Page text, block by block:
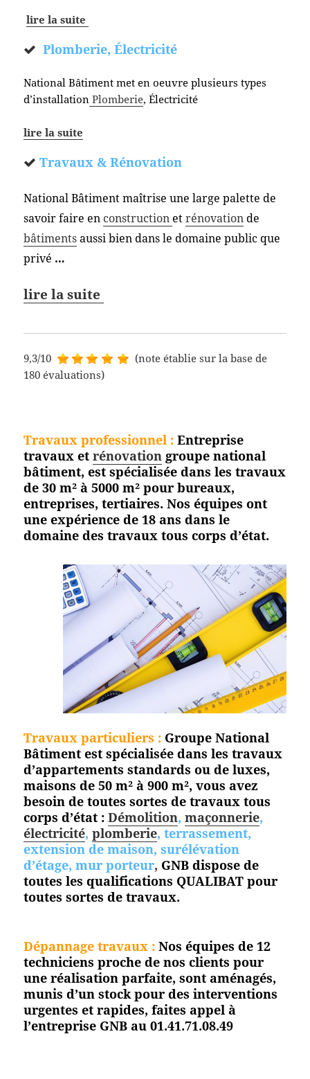
lire la suite
Plomberie, Électricité
National Bâtiment met en oeuvre plusieurs types
d’installation Plomberie, Électricité
lire la suite
Travaux & Rénovation
National Bâtiment maîtrise une large palette de
savoir faire en construction etrénovationde
bâtimentsaussi bien dans le domaine public que
privé …
lire la suite
9,3/10
(note établie sur la base de
180 évaluations)
Travaux professionnel : Entreprise
travaux etrénovation groupe national
bâtiment, est spécialisée dans les travaux
de 30 m² à 5000 m² pour bureaux,
entreprises, tertiaires. Nos équipes ont
une expérience de 18 ans dans le
domaine des travaux tous corpsd’état.
Travaux particuliers : Groupe National
Bâtiment est spécialisée dans les travaux
d’appartements standards ou de luxes,
maisons de 50 m² à 900 m², vous avez
besoin de toutes sortes de travaux tous
corps d’état : Démolition,maçonnerie,
électricité,plomberie, terrassement,
extension de maison, surélévation
d’étage, mur porteur, GNB dispose de
toutes les qualifications QUALIBAT pour
toutessortes de travaux.
Dépannage travaux : Nos équipes de 12
techniciens proche de nos clients pour
une réalisation parfaite, sont aménagés,
munis d’un stock pour des interventions
urgentes et rapides, faites appel à
l’entreprise GNB au 01.41.71.08.49